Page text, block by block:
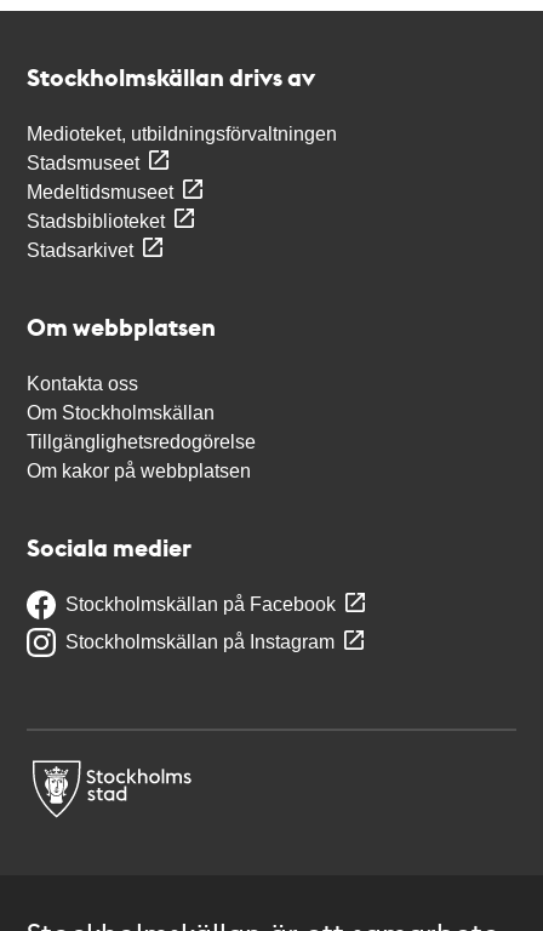
Stockholmskällan drivs av
Medioteket, utbildningsförvaltningen
Stadsmuseet
Medeltidsmuseet
Stadsbiblioteket
Stadsarkivet
Om webbplatsen
Kontakta oss
Om Stockholmskällan
Tillgänglighetsredogörelse
Om kakor på webbplatsen
Sociala medier
Stockholmskällan på Facebook
Stockholmskällan på Instagram